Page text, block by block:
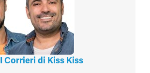
I Corrieri di Kiss Kiss